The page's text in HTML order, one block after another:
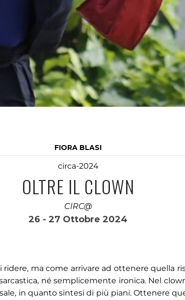
FIORA BLASI
circa-2024
OLTRE IL CLOWN
CIRC@
26 - 27 Ottobre 2024
ma come arrivare ad ottenere quella
né semplicemente ironica. Nel
in quanto sintesi di più piani. Ottenere